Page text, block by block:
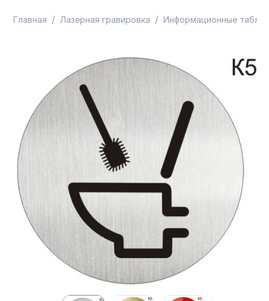
Главная / Лазерная гравировка / Информационные